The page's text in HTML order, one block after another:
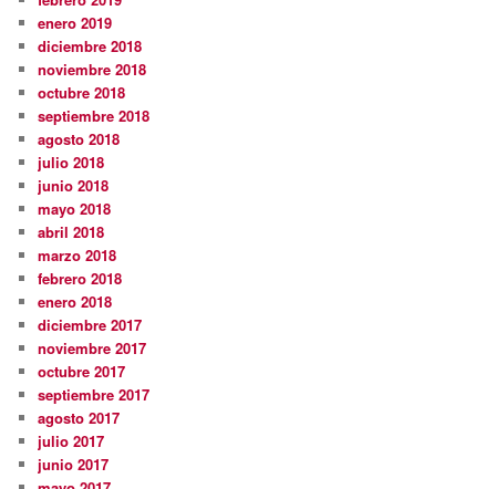
enero 2019
diciembre 2018
noviembre 2018
octubre 2018
septiembre 2018
agosto 2018
julio 2018
junio 2018
mayo 2018
abril 2018
marzo 2018
febrero 2018
enero 2018
diciembre 2017
noviembre 2017
octubre 2017
septiembre 2017
agosto 2017
julio 2017
junio 2017